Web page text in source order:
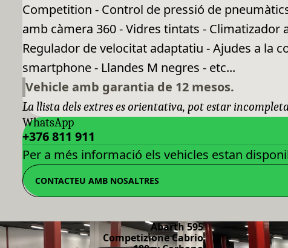
Competition - Control de pressió de
amb càmera 360 - Vidres tintats - Climatizador
Regulador de velocitat adaptatiu - Ajudes a la
smartphone - Llandes M negres - etc...
Vehicle amb garantia de 12 mesos.
La llista dels extres es orientativa, pot estar
WhatsApp
+376 811 911
Per a més informació els vehicles estan
CONTACTEU AMB NOSALTRES
Abarth 595
Competizione Cabrio